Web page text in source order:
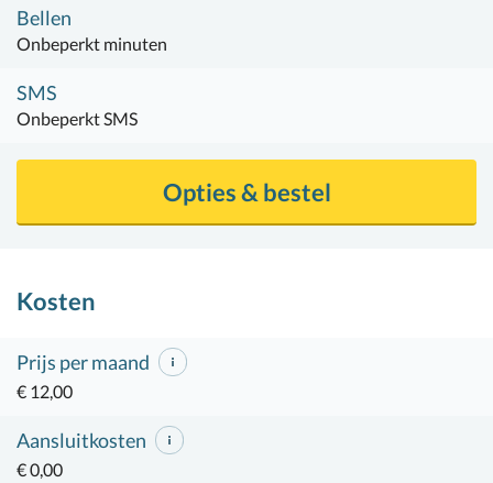
Bellen
Onbeperkt minuten
SMS
Onbeperkt SMS
Opties & bestel
Kosten
Prijs per maand
€ 12,00
Aansluitkosten
€ 0,00